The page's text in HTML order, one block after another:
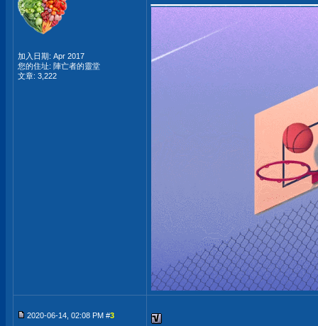
加入日期: Apr 2017
您的住址: 陣亡者的靈堂
文章: 3,222
2020-06-14, 02:08 PM #3